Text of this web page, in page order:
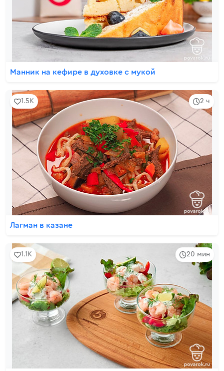
Манник на кефире в духовке с мукой
2 ч
1.5K
Лагман в казане
20 мин
1.1K